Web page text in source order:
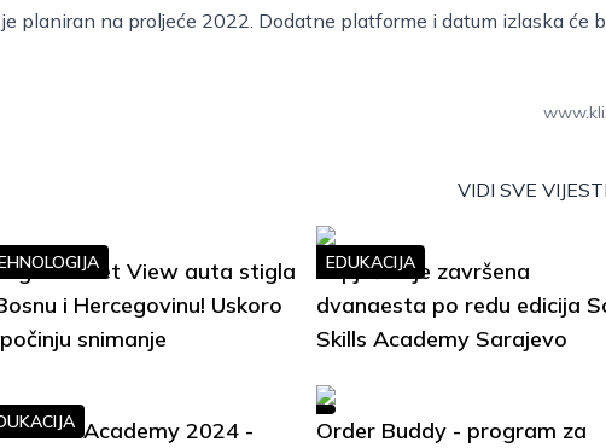
planiran na proljeće 2022. Dodatne platforme i datum izlaska će
VIDI SVE
Street View auta stigla
i Hercegovinu! Uskoro
snimanje
Uspješno je završena
dvanaesta po redu edicija
Skills Academy Sarajevo
EDUKACIJA
Skills Academy 2024 - Order Buddy - program za